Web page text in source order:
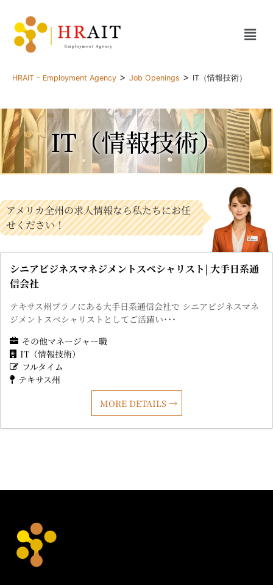
HRAIT - Employment Agency > Job Openings > IT（情報技術）
IT（情報技術）
アメリカ全州の求人情報なら私たちにお任
せください！
シニアビジネスマネジメントスペシャリスト| 大手日系通
信会社
テキサス州プラノにある大手日系通信会社で シニアビジネスマネ
ジメントスペシャリストとしてご活躍い･･･
その他マネージャー職
IT（情報技術）
フルタイム
テキサス州
MORE DETAILS